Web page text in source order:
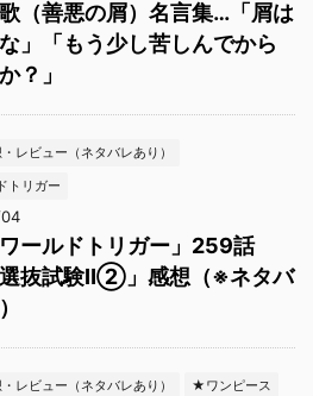
（善悪の屑）名言集…「屑は
」「もう少し苦しんでから
？」
レビュー（ネタバレあり）
トリガー
ールドトリガー」259話
選抜試験Ⅱ②」感想（※ネタバ
レビュー（ネタバレあり） ★ワンピース